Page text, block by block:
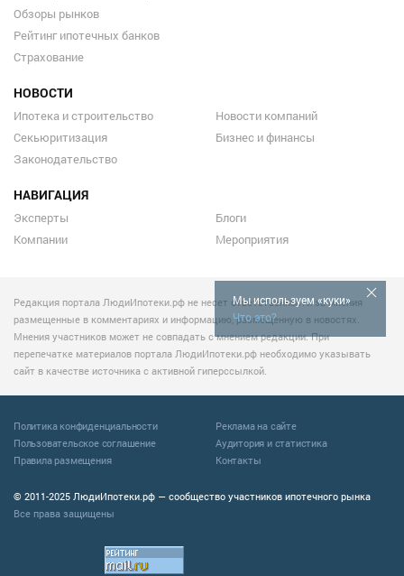
Мы используем «куки»
Что это?
Обзоры рынков
Рейтинг ипотечных банков
Страхование
НОВОСТИ
Ипотека и строительство
Секьюритизация
Законодательство
Новости компаний
Бизнес и финансы
НАВИГАЦИЯ
Эксперты
Компании
Блоги
Мероприятия
Редакция портала ЛюдиИпотеки.рф не несет ответственности за мнения
размещенные в комментариях и информацию, размещенную в новостях.
Мнения участников может не совпадать с мнением редакции. При
перепечатке материалов портала ЛюдиИпотеки.рф необходимо указывать
сайт в качестве источника с активной гиперссылкой.
© 2011-2025 ЛюдиИпотеки.рф — сообщество участников ипотечного рынка
Все права защищены
Политика конфиденциальности
Пользовательское соглашение
Правила размещения
Реклама на сайте
Аудитория и статистика
Контакты